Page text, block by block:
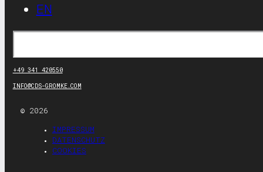
EN
Suchen
+49 341 420550
INFO@CDS-GROMKE.COM
© 2026
IMPRESSUM
DATENSCHUTZ
COOKIES